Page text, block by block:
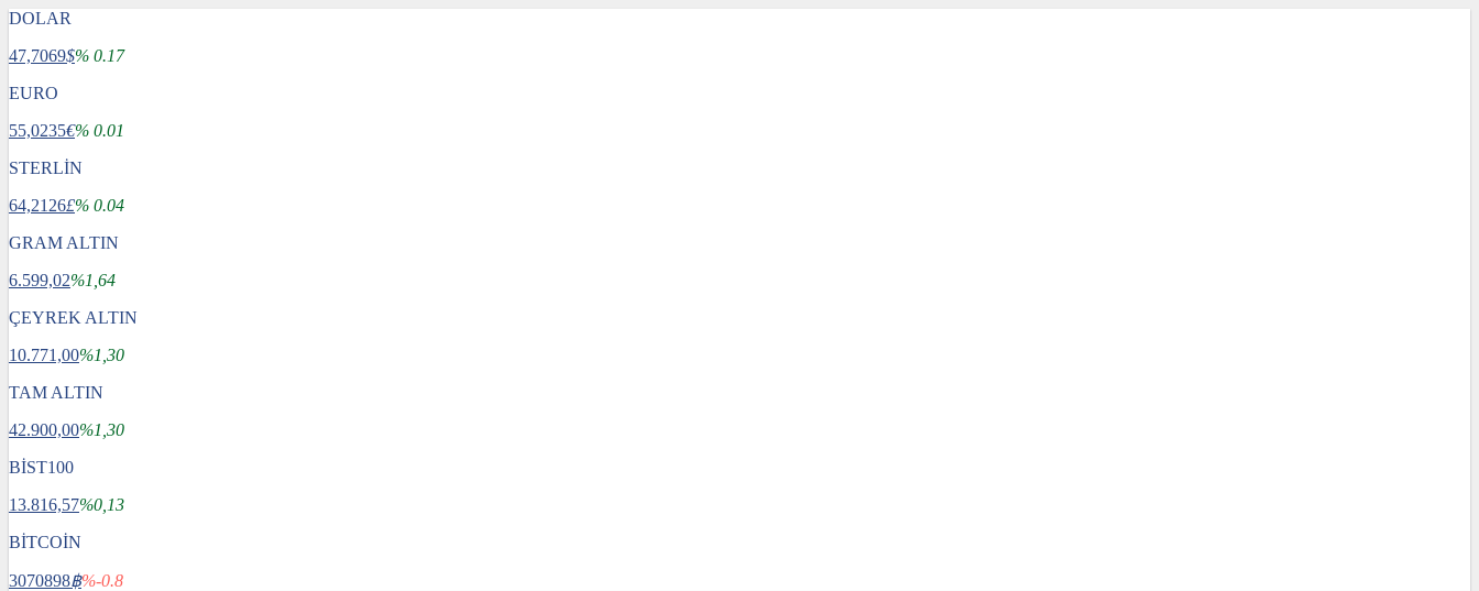
DOLAR
47,7069$% 0.17
EURO
55,0235€% 0.01
STERLİN
64,2126£% 0.04
GRAM ALTIN
6.599,02%1,64
ÇEYREK ALTIN
10.771,00%1,30
TAM ALTIN
42.900,00%1,30
BİST100
13.816,57%0,13
BİTCOİN
3070898฿%-0.8